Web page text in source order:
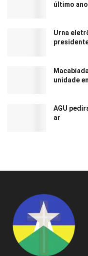
último ano
Urna
unidade
AGU
ar